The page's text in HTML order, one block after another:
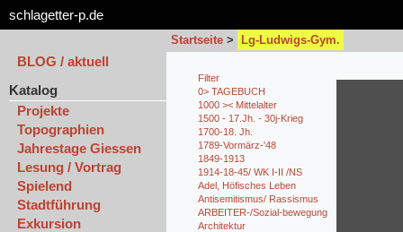
schlagetter-p.de
Startseite > Lg-Ludwigs-Gym.
BLOG / aktuell
Katalog
Projekte
Topographien
Jahrestage Giessen
Lesung / Vortrag
Spielend
Stadtführung
Exkursion
Filter
0> TAGEBUCH
1000 >< Mittelalter
1500 - 17.Jh. - 30j-Krieg
1700-18. Jh.
1789-Vormärz-'48
1849-1913
1914-18-45/ WK I-II /NS
Adel, Höfisches Leben
Antisemitismus/ Rassismus
ARBEITER-/Sozial-bewegung
Architektur